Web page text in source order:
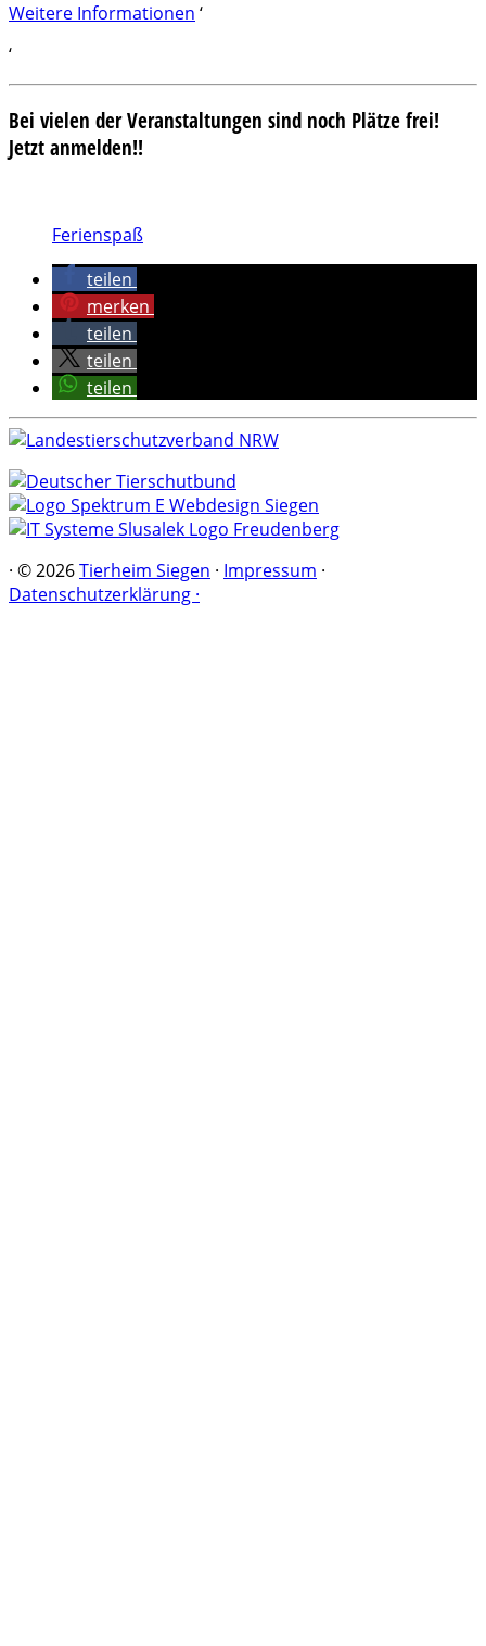
Weitere Informationen ‘
‘
Bei vielen der Veranstaltungen sind noch Plätze frei!
Jetzt anmelden!!
Ferienspaß
teilen
merken
teilen
teilen
teilen
· © 2026Tierheim Siegen · Impressum ·
Datenschutzerklärung ·